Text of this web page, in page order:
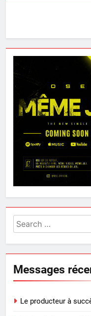
Search
for:
Messages
Le producteur à